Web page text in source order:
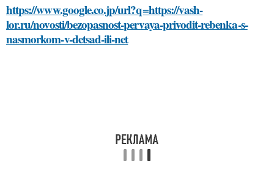
https://www.google.co.jp/url?q=https://vash-
lor.ru/novosti/bezopasnost-pervaya-privodit-rebenka-s-
nasmorkom-v-detsad-ili-net